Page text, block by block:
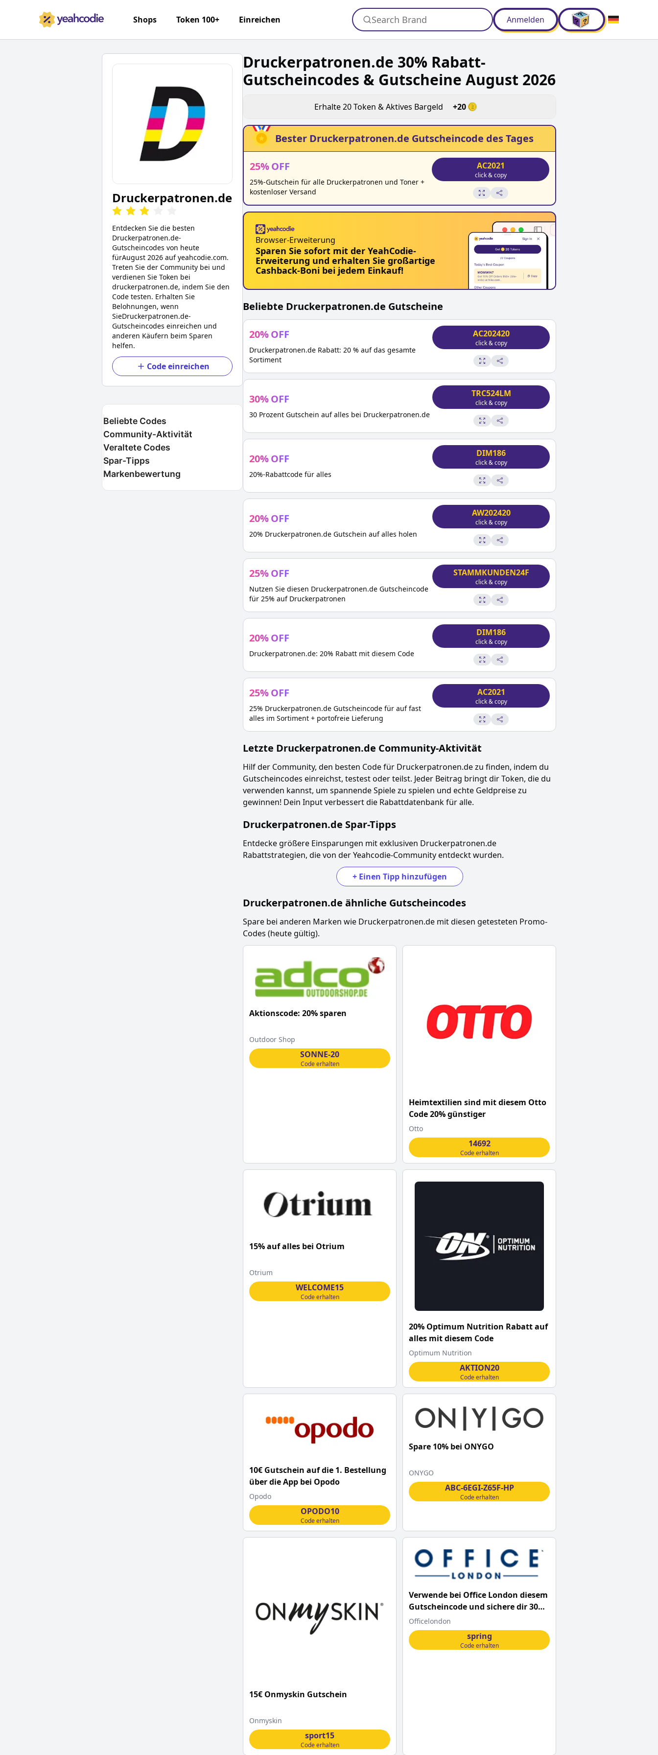
Shops Token 100+ Einreichen Search Brand Anmelden
Druckerpatronen.de
Entdecken Sie die besten
Druckerpatronen.de-
Gutscheincodes von heute
fürAugust 2026 auf yeahcodie.com.
Treten Sie der Community bei und
verdienen Sie Token bei
druckerpatronen.de, indem Sie den
Code testen. Erhalten Sie
Belohnungen, wenn
SieDruckerpatronen.de-
Gutscheincodes einreichen und
anderen Käufern beim Sparen
helfen.
Code einreichen
Beliebte Codes
Community-Aktivität
Veraltete Codes
Spar-Tipps
Markenbewertung
Druckerpatronen.de 30% Rabatt-
Gutscheincodes & Gutscheine August 2026
Erhalte20Token & Aktives Bargeld +20
Bester Druckerpatronen.de Gutscheincode des Tages
25%OFF
25%-Gutschein für alle Druckerpatronen und Toner +
kostenloser Versand
AC2021
click & copy
Browser-Erweiterung
Sparen Sie sofort mit der YeahCodie-
Erweiterung und erhalten Sie großartige
Cashback-Boni bei jedem Einkauf!
Beliebte Druckerpatronen.de Gutscheine
20%OFF
Druckerpatronen.de Rabatt: 20 % auf das gesamte
Sortiment
AC202420
click & copy
30%OFF
30 Prozent Gutschein auf alles bei Druckerpatronen.de
TRC524LM
click & copy
20%OFF
20%-Rabattcode für alles
DIM186
click & copy
20%OFF
20% Druckerpatronen.de Gutschein auf alles holen
AW202420
click & copy
25%OFF
Nutzen Sie diesen Druckerpatronen.de Gutscheincode
für 25% auf Druckerpatronen
STAMMKUNDEN24F
click & copy
20%OFF
Druckerpatronen.de: 20% Rabatt mit diesem Code
DIM186
click & copy
25%OFF
25% Druckerpatronen.de Gutscheincode für auf fast
alles im Sortiment + portofreie Lieferung
AC2021
click & copy
Letzte Druckerpatronen.de Community-Aktivität
Hilf der Community, den besten Code für Druckerpatronen.dezu finden, indem du
Gutscheincodes einreichst, testest oder teilst. Jeder Beitrag bringt dir Token, die du
verwenden kannst, um spannende Spiele zu spielen und echte Geldpreise zu
gewinnen! Dein Input verbessert die Rabattdatenbank für alle.
Druckerpatronen.de Spar-Tipps
Entdecke größere Einsparungen mit exklusiven Druckerpatronen.de
Rabattstrategien, die von der Yeahcodie-Community entdeckt wurden.
+ Einen Tipp hinzufügen
Druckerpatronen.de ähnliche Gutscheincodes
Spare bei anderen Marken wie Druckerpatronen.de mit diesen getesteten Promo-
Codes (heute gültig).
Aktionscode: 20% sparen
Outdoor Shop
SONNE-20
Code erhalten
Heimtextilien sind mit diesem Otto
Code 20% günstiger
Otto
14692
Code erhalten
15% auf alles bei Otrium
Otrium
WELCOME15
Code erhalten
20% Optimum Nutrition Rabatt auf
alles mit diesem Code
Optimum Nutrition
AKTION20
Code erhalten
10€ Gutschein auf die 1. Bestellung
über die App bei Opodo
Opodo
OPODO10
Code erhalten
Spare 10% bei ONYGO
ONYGO
ABC-6EGI-Z65F-HP
Code erhalten
15€ Onmyskin Gutschein
Onmyskin
sport15
Code erhalten
Verwende bei Office London diesem
Gutscheincode und sichere dir 30%
sparen Rabattcode!
Officelondon
spring
Code erhalten